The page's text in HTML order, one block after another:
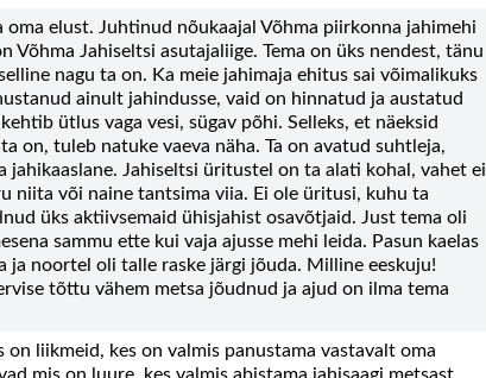
oma elust. Juhtinud nõukaajal Võhma piirkonna jahimehi
Võhma Jahiseltsi asutajaliige. Tema on üks nendest, tänu
nagu ta on. Ka meie jahimaja ehitus sai võimalikuks
ainult jahindusse, vaid on hinnatud ja austatud
ütlus vaga vesi, sügav põhi. Selleks, et näeksid
on, tuleb natuke vaeva näha. Ta on avatud suhtleja,
jahikaaslane. Jahiseltsi üritustel on ta alati kohal, vahet ei
niita või naine tantsima viia. Ei ole üritusi, kuhu ta
üks aktiivsemaid ühisjahist osavõtjaid. Just tema oli
sammu ette kui vaja ajusse mehi leida. Pasun kaelas
ja noortel oli talle raske järgi jõuda. Milline eeskuju!
tõttu vähem metsa jõudnud ja ajud on ilma tema
liikmeid, kes on valmis panustama vastavalt oma
mis on luure, kes valmis abistama jahisaagi metsast